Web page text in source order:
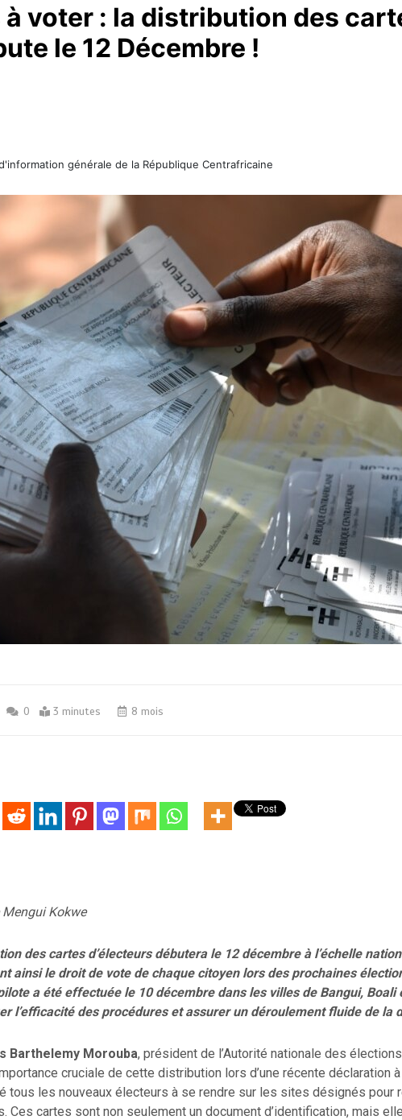
voter : la distribution des
le 12 Décembre !
générale de la République Centrafricaine
0 3 minutes 8 mois
Mengui Kokwe
des cartes d’électeurs débutera le 12 décembre à l’échelle
ainsi le droit de vote de chaque citoyen lors des prochaines
a été effectuée le 10 décembre dans les villes de Bangui, Boali
l’efficacité des procédures et assurer un déroulement fluide de la
Barthelemy Morouba, président de l’Autorité nationale des élections
cruciale de cette distribution lors d’une récente déclaration
tous les nouveaux électeurs à se rendre sur les sites désignés pour
Ces cartes sont non seulement un document d’identification, mais